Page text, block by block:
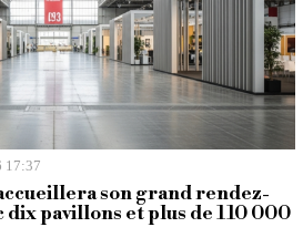
17:37
son grand rendez-
dix pavillons et plus de 110 000